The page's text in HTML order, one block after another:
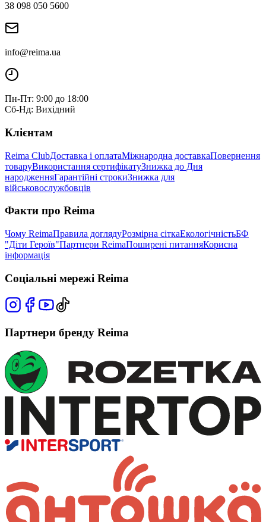
38 098 050 5600
info@reima.ua
Пн-Пт: 9:00 до 18:00
Сб-Нд: Вихідний
Клієнтам
Reima ClubДоставка і оплатаМіжнародна доставкаПовернення
товаруВикористання сертифікатуЗнижка до Дня
народженняГарантійні строкиЗнижка для
військовослужбовців
Факти про Reima
Чому ReimaПравила доглядуРозмірна сіткаЕкологічністьБФ
"Діти Героїв"Партнери ReimaПоширені питанняКорисна
інформація
Соціальні мережі Reima
Партнери бренду Reima